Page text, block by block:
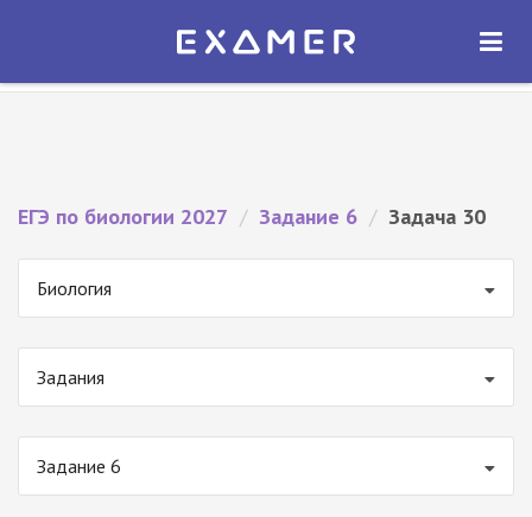
Экзамер — ЕГЭ 2027
ОТКРЫТЬ
ЕГЭ по биологии 2027 / Задание 6 / Задача 30
Биология
Задания
Задание 6